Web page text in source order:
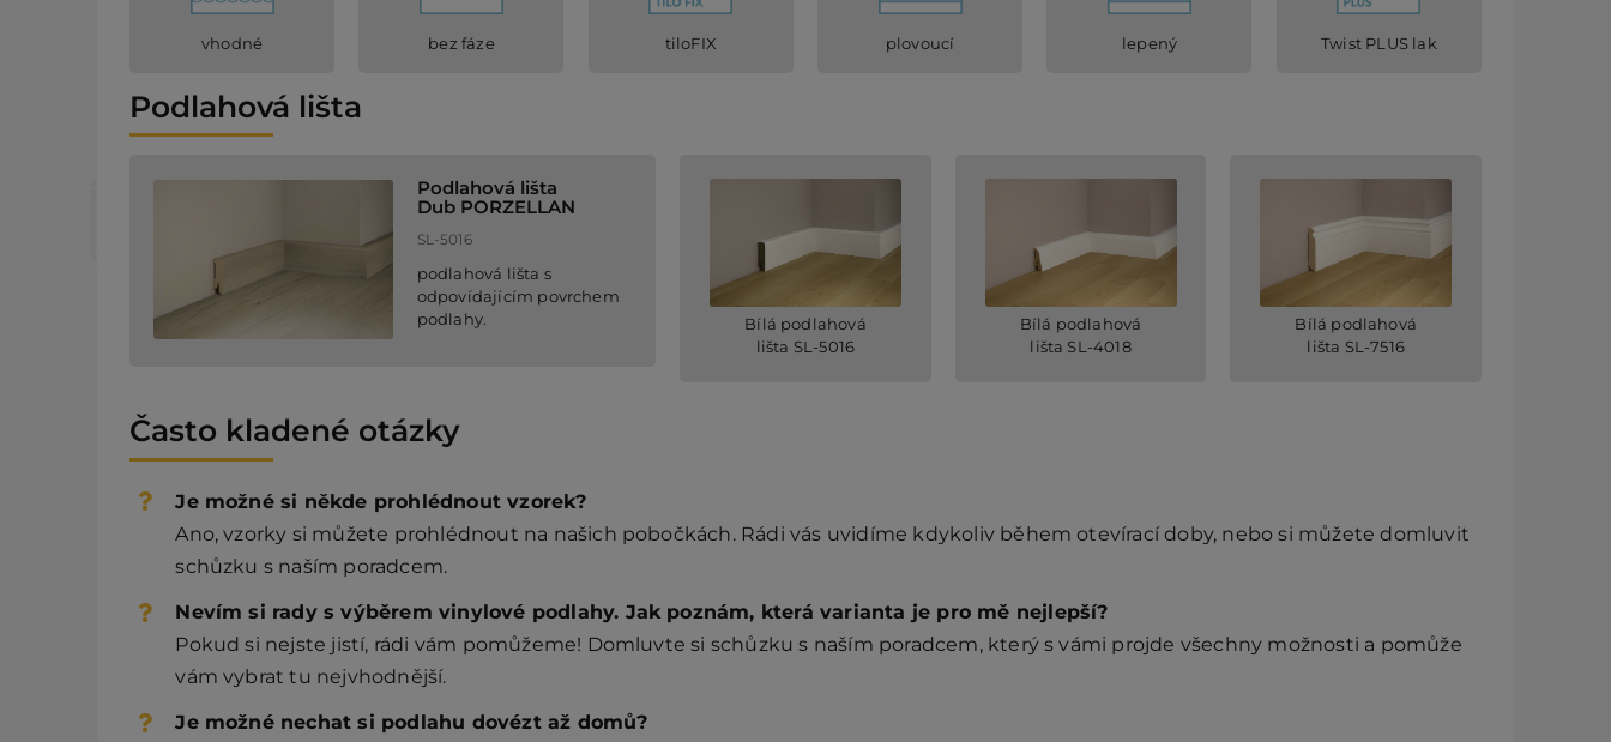
vhodné bez fáze tiloFIX plovoucí lepený Twist PLUS lak
Podlahová lišta
Podlahová lišta
Dub PORZELLAN
SL-5016
podlahová lišta s
odpovídajícím povrchem
podlahy.
Bílá podlahová
lišta SL-5016
Bílá podlahová
lišta SL-4018
Bílá podlahová
lišta SL-7516
Často kladené otázky
Je možné si někde prohlédnout vzorek?
Ano, vzorky si můžete prohlédnout na našich pobočkách. Rádi vás uvidíme kdykoliv během otevírací doby, nebo si můžete domluvit
schůzku s naším poradcem.
Nevím si rady s výběrem vinylové podlahy. Jak poznám, která varianta je pro mě nejlepší?
Pokud si nejste jistí, rádi vám pomůžeme! Domluvte si schůzku s naším poradcem, který s vámi projde všechny možnosti a pomůže
vám vybrat tu nejvhodnější.
Je možné nechat si podlahu dovézt až domů?